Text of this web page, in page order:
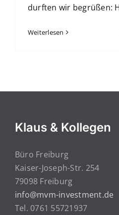
durften wir begrüßen:
Weiterlesen
Klaus & Kollegen
Büro Freiburg
Kaiser-Joseph-Str. 254
79098 Freiburg
info@mvm-investment.de
Tel. 0761 55721937